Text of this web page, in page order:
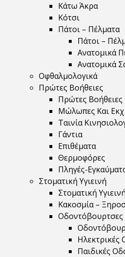
Κάτω Άκρα
Κότσι
Πάτοι – Πέλματα
Πάτοι –
Ανατομικά
Ανατομικά
Οφθαλμολογικά
Πρώτες Βοήθειες
Πρώτες Βοήθειες
Μώλωπες Και
Ταινία
Γάντια
Επιθέματα
Θερμοφόρες
Πληγές-
Στοματική Υγιεινή
Στοματική Υγιεινή
Κακοσμία –
Οδοντόβουρτσες
Ηλεκτρικές
Παιδικές